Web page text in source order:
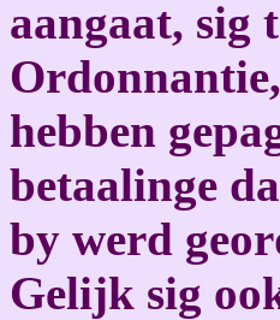
aangaat, sig
hebben
betaalinge
by werd
Gelijk sig